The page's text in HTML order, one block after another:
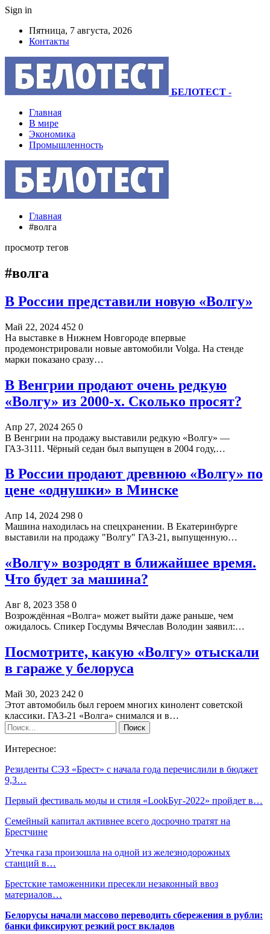
Sign in
Пятница, 7 августа, 2026
Контакты
БЕЛОТЕСТ -
Главная
В мире
Экономика
Промышленность
Главная
#волга
просмотр тегов
#волга
В России представили новую «Волгу»
Май 22, 2024 452 0
На выставке в Нижнем Новгороде впервые
продемонстрировали новые автомобили Volga. На стенде
марки показано сразу…
В Венгрии продают очень редкую
«Волгу» из 2000-х. Сколько просят?
Апр 27, 2024 265 0
В Венгрии на продажу выставили редкую «Волгу» —
ГАЗ-3111. Чёрный седан был выпущен в 2004 году,…
В России продают древнюю «Волгу» по
цене «однушки» в Минске
Апр 14, 2024 298 0
Машина находилась на спецхранении. В Екатеринбурге
выставили на продажу "Волгу" ГАЗ-21, выпущенную…
«Волгу» возродят в ближайшее время.
Что будет за машина?
Авг 8, 2023 358 0
Возрождённая «Волга» может выйти даже раньше, чем
ожидалось. Спикер Госдумы Вячеслав Володин заявил:…
Посмотрите, какую «Волгу» отыскали
в гараже у белоруса
Май 30, 2023 242 0
Этот автомобиль был героем многих кинолент советской
классики. ГАЗ-21 «Волга» снимался и в…
Интересное:
Резиденты СЭЗ «Брест» с начала года перечислили в бюджет
9,3…
Первый фестиваль моды и стиля «LookБуг-2022» пройдет в…
Семейный капитал активнее всего досрочно тратят на
Брестчине
Утечка газа произошла на одной из железнодорожных
станций в…
Брестские таможенники пресекли незаконный ввоз
материалов…
Белорусы начали массово переводить сбережения в рубли:
банки фиксируют резкий рост вкладов